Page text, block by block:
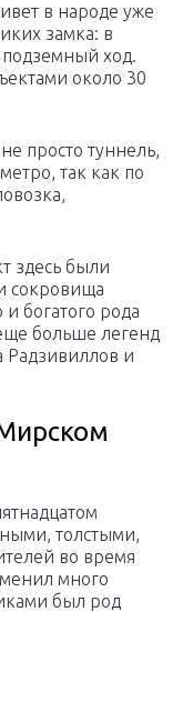
в народе уже
замка: в
ход.
около 30
просто туннель,
так как по
здесь были
сокровища
и богатого рода
больше легенд
Радзивиллов и
толстыми,
во время
много
был род